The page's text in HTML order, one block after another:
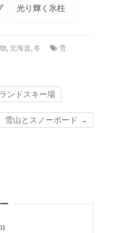
光り輝く氷柱
,北海道,冬 雪
ンドスキー場
雪山とスノーボード →